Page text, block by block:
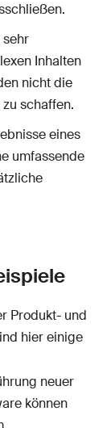
sehr
Inhalten
nicht die
schaffen.
eines
umfassende
Produkt- und
hier einige
neuer
können